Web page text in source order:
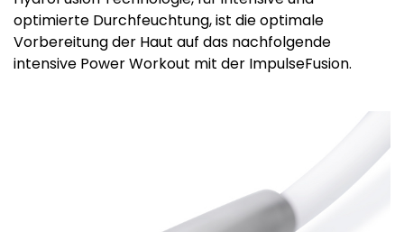
optimierte Durchfeuchtung, ist die optimale
Vorbereitung der Haut auf das nachfolgende
intensive Power Workout mit der ImpulseFusion.